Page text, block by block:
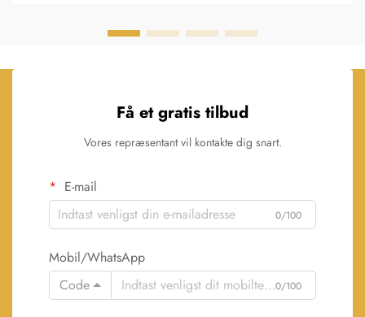
Få et gratis tilbud
Vores repræsentant vil kontakte dig snart.
E-mail
0/100
Mobil/WhatsApp
Code
0/100